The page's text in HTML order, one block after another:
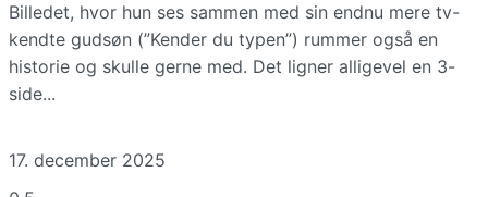
Billedet, hvor hun ses sammen med sin endnu mere tv-
kendte gudsøn (”Kender du typen”) rummer også en
historie og skulle gerne med. Det ligner alligevel en 3-
side
17. december 2025